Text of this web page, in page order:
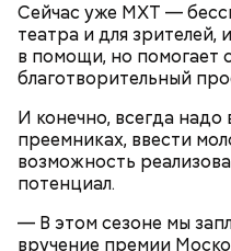
Сейчас уже МХТ —
театра и для зрителей,
в помощи, но помогает
благотворительный
И конечно, всегда надо
преемниках, ввести
возможность
потенциал.
— В этом сезоне мы
вручение премии
В коллекции
1267 видов животных.
своими глазами редкие
жизни дикой природы и
активно работают над
популяции
— Когда бездомные
страшно, — признался